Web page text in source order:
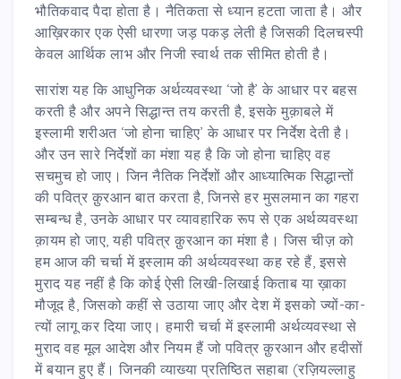
भौतिकवाद पैदा होता है। नैतिकता से ध्यान हटता जाता है। और
आख़िरकार एक ऐसी धारणा जड़ पकड़ लेती है जिसकी दिलचस्पी
केवल आर्थिक लाभ और निजी स्वार्थ तक सीमित होती है।
सारांश यह कि आधुनिक अर्थव्यवस्था ‘जो है’ के आधार पर बहस
करती है और अपने सिद्धान्त तय करती है, इसके मुक़ाबले में
इस्लामी शरीअत ‘जो होना चाहिए’ के आधार पर निर्देश देती है।
और उन सारे निर्देशों का मंशा यह है कि जो होना चाहिए वह
सचमुच हो जाए। जिन नैतिक निर्देशों और आध्यात्मिक सिद्धान्तों
की पवित्र क़ुरआन बात करता है, जिनसे हर मुसलमान का गहरा
सम्बन्ध है, उनके आधार पर व्यावहारिक रूप से एक अर्थव्यवस्था
क़ायम हो जाए, यही पवित्र क़ुरआन का मंशा है। जिस चीज़ को
हम आज की चर्चा में इस्लाम की अर्थव्यवस्था कह रहे हैं, इससे
मुराद यह नहीं है कि कोई ऐसी लिखी-लिखाई किताब या ख़ाका
मौजूद है, जिसको कहीं से उठाया जाए और देश में इसको ज्यों-का-
त्यों लागू कर दिया जाए। हमारी चर्चा में इस्लामी अर्थव्यवस्था से
मुराद वह मूल आदेश और नियम हैं जो पवित्र क़ुरआन और हदीसों
में बयान हुए हैं। जिनकी व्याख्या प्रतिष्ठित सहाबा (रज़ियल्लाहु